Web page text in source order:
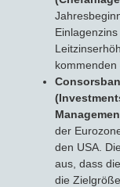
kommenden
der
den USA.
aus, dass
die